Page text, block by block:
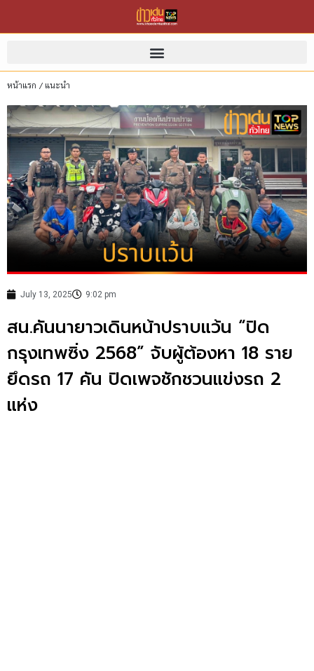
หน้าแรก / แนะนำ
July 13, 2025 9:02 pm
สน.คันนายาวเดินหน้าปราบแว้น “ปิด
กรุงเทพซิ่ง 2568” จับผู้ต้องหา 18 ราย
ยึดรถ 17 คัน ปิดเพจชักชวนแข่งรถ 2
แห่ง